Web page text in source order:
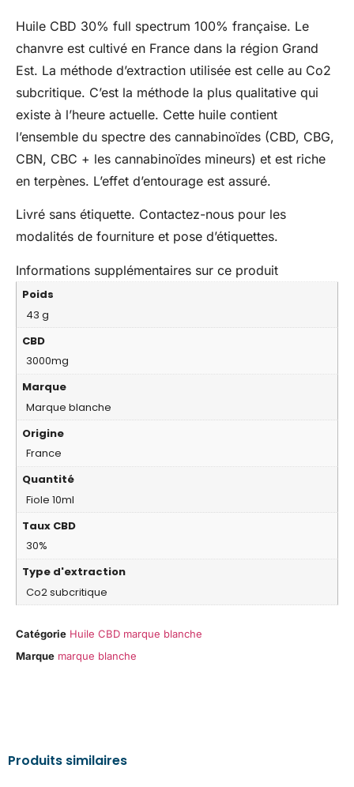
Huile CBD 30% full spectrum 100% française. Le
chanvre est cultivé en France dans la région Grand
Est. La méthode d’extraction utilisée est celle au Co2
subcritique. C’est la méthode la plus qualitative qui
existe à l’heure actuelle. Cette huile contient
l’ensemble du spectre des cannabinoïdes (CBD, CBG,
CBN, CBC + les cannabinoïdes mineurs) et est riche
en terpènes. L’effet d’entourage est assuré.
Livré sans étiquette. Contactez-nous pour les
modalités de fourniture et pose d’étiquettes.
Informations supplémentaires sur ce produit
Poids
43 g
CBD
3000mg
Marque
Marque blanche
Origine
France
Quantité
Fiole 10ml
Taux CBD
30%
Type d'extraction
Co2 subcritique
Catégorie Huile CBD marque blanche
Marque marque blanche
Produits similaires